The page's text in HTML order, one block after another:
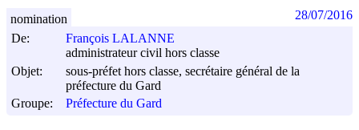
De:
François LALANNE
administrateur civil hors classe
Objet:
sous-préfet hors classe, secrétaire général de la
préfecture du Gard
Groupe:
Préfecture du Gard
nomination 28/07/2016